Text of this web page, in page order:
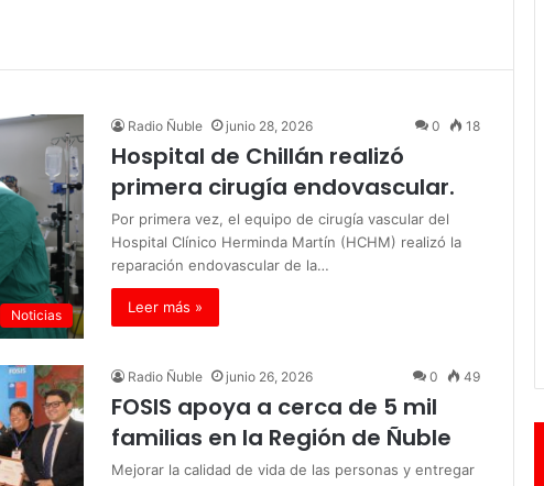
Noticias
Radio Ñuble junio 28, 2026 0 18
Hospital de Chillán realizó
primera cirugía endovascular.
Por primera vez, el equipo de cirugía vascular del
Hospital Clínico Herminda Martín (HCHM) realizó la
reparación endovascular de la…
Leer más »
Radio Ñuble junio 26, 2026 0 49
FOSIS apoya a cerca de 5 mil
familias en la Región de Ñuble
Mejorar la calidad de vida de las personas y entregar